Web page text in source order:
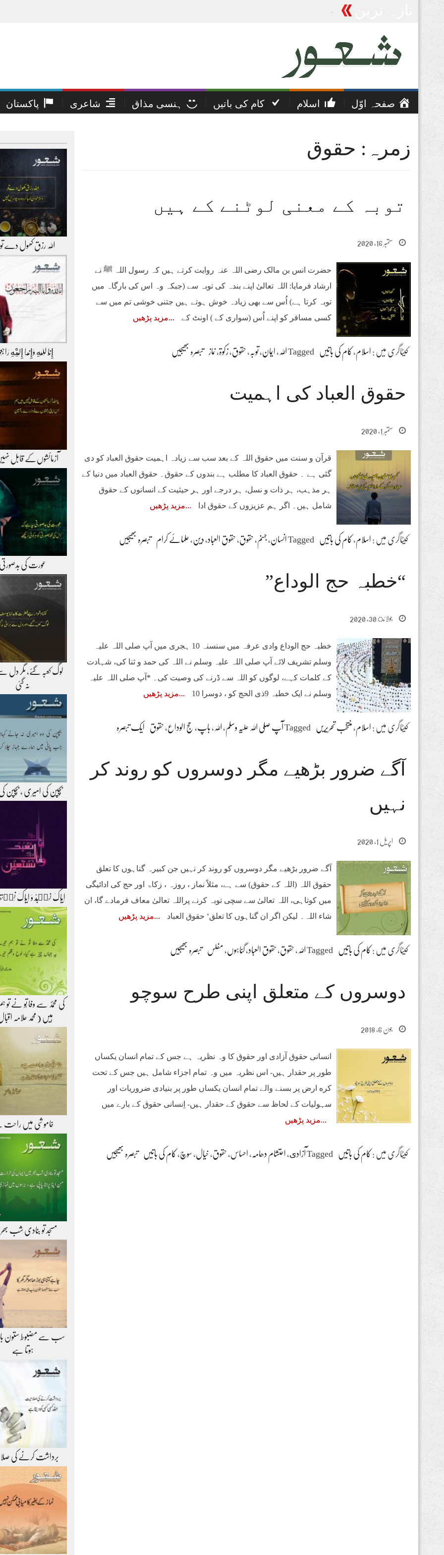
پریشانی اور غم کی دعا
صفحہ اوّل اسلام کام کی باتیں ہنسی مذاق شاعری پاکستان
اللہ رزق کھول دے
إِنَّا لِلّهِ وَإِنَّـا إِلَيْهِ
آزمائشوں‌کے قابل
عورت کی
لوگ کعبہ گئے، مگر دل
نہ گئی
بچپن کی امیری ، بچپن
اِیَّاکَ نَعۡبُدُ وَ اِیَّاکَ
کی محمّدؐ سے وفا تُو نے تو
ہیں (محمد علامہ
خاموشی میں
مسجد تو بنادی شب
سب سے مضبوط ستون
ہوتا ہے
برداشت کرنے کی
زمرہ: حقوق
توبہ کے معنی لوٹنے کے ہیں
ستمبر 16, 2020
حضرت انس بن مالک رضی اللہ عنہ روایت کرتے ہیں کہ رسول اللہ ﷺ نے
ارشاد فرمایا: اللہ تعالیٰ اپنے بندہ کی توبہ سے (جبکہ وہ اس کی بارگاہ میں
توبہ کرتا ہے) اُس سے بھی زیادہ خوش ہوتے ہیں جتنی خوشی تم میں سے
کسی مسافر کو اپنے اُس (سواری کے ) اونٹ کے
مزید پڑھیں
کیٹاگری میں : اسلام ، کام کی باتیں Taggedاللہ ، ایمان،توبہ ، حقوق،زکوۃ،نماز تبصرہ بھیجیں
حقوق العباد کی اہمیت
ستمبر 1, 2020
قرآن و سنت میں حقوق اللہ کے بعد سب سے زیادہ اہمیت حقوق العباد کو دی
گئی ہے ۔ حقوق العباد کا مطلب ہے بندوں کے حقوق۔ حقوق العباد میں دنیا کے
ہر مذہب، ہر ذات و نسل، ہر درجے اور ہر حیثیت کے انسانوں کے حقوق
شامل ہیں۔ اگر ہم عزیزوں کے حقوق ادا
مزید پڑھیں
کیٹاگری میں : اسلام ، کام کی باتیں Taggedانسان،جہنم ، حقوق، حقوق العباد، دین ، علمائے کرام تبصرہ بھیجیں
“خطبہ حج الوداع”
جولائ 30, 2020
خطبہ حج الوداع وادی عرفہ میں سنسنہ 10 ہجری میں آپ صلی اللہ علیہ
وسلم تشریف لائے آپ صلی اللہ علیہ وسلم نے اللہ کی حمد و ثنا کی، شہادت
کے کلمات کہے، لوگوں کو اللہ سے ڈرنے کی وصیت کی۔ *آپ صلی اللہ علیہ
وسلم نے ایک خطبہ 9ذی الحج کو ، دوسرا 10
مزید پڑھیں
کیٹاگری میں : اسلام ، منتخب تحریریں Taggedآپ صلی اللہ علیہ وسلم ، اللہ ، باپ، حج الوداع، حقوق ایک تبصرہ
آگے ضرور بڑھیے مگر دوسروں کو روند کر
نہیں
اپریل 1, 2020
آگے ضرور بڑھیے مگر دوسروں کو روند کر نہیں جن کبیرہ گناہوں کا تعلق
حقوق اللہ (اللہ کے حقوق) سے ہے، مثلاً نماز ، روزہ ، زکاۃ اور حج کی ادائیگی
میں کوتاہی، اللہ تعالیٰ سے سچی توبہ کرنے پراللہ تعالیٰ معاف فرمادے گا، ان
شاء اللہ۔ لیکن اگر ان گناہوں کا تعلق‘ حقوق العباد
مزید پڑھیں
کیٹاگری میں : کام کی باتیں Taggedاللہ ، حقوق، حقوق العباد،گناہوں، مفلس تبصرہ بھیجیں
دوسروں کے متعلق اپنی طرح سوچو
جون 6, 2018
انسانی حقوق آزادى اور حقوق کا وہ نظریہ ہے جس کے تمام انسان یکساں
طور پر حقدار ہیں- اس نظریہ میں وہ تمام اجزاء شامل ہیں جس کے تحت
كره ارض پر بسنے والے تمام انسان یکساں طور پر بنیادی ضروریات اور
سہولیات کے لحاظ سے حقوق کے حقدار ہیں- اِنسانی حقوق کے بارے میں
مزید پڑھیں
کیٹاگری میں : کام کی باتیں Taggedآزادى، احتشام دھامہ ، احساس، حقوق، خیال، سوچ، کام کی باتیں تبصرہ بھیجیں